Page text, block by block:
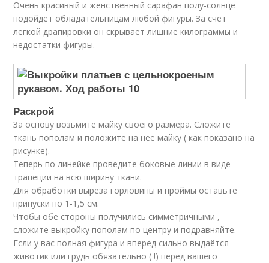
Очень красивый и женственный сарафан полу-солнце
подойдёт обладательницам любой фигуры. За счёт
лёгкой драпировки он скрывает лишние килограммы и
недостатки фигуры.
Раскрой
За основу возьмите майку своего размера. Сложите
ткань пополам и положите на неё майку ( как показано на
рисунке).
Теперь по линейке проведите боковые линии в виде
трапеции на всю ширину ткани.
Для обработки выреза горловины и проймы оставьте
припуски по 1-1,5 см.
Чтобы обе стороны получились симметричными ,
сложите выкройку пополам по центру и подравняйте.
Если у вас полная фигура и вперёд сильно выдаётся
животик или грудь обязательно ( !) перед вашего